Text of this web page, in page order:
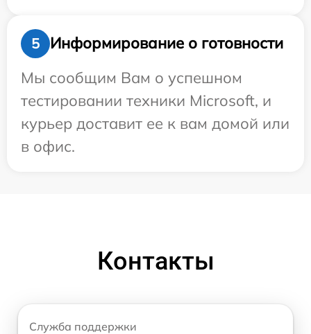
5
Информирование о готовности
Мы сообщим Вам о успешном
тестировании техники Microsoft, и
курьер доставит ее к вам домой или
в офис.
Контакты
Служба поддержки